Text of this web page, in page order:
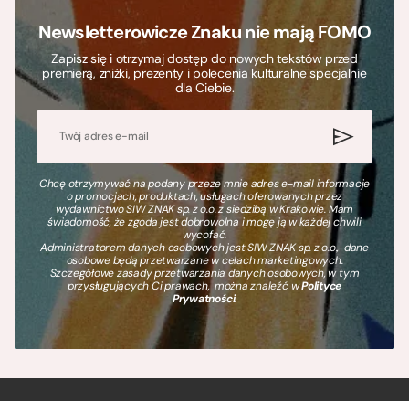
Newsletterowicze Znaku nie mają FOMO
Zapisz się i otrzymaj dostęp do nowych tekstów przed
premierą, zniżki, prezenty i polecenia kulturalne specjalnie
dla Ciebie.
Chcę otrzymywać na podany przeze mnie adres e-mail informacje
o promocjach, produktach, usługach oferowanych przez
wydawnictwo SIW ZNAK sp. z o.o. z siedzibą w Krakowie. Mam
świadomość, że zgoda jest dobrowolna i mogę ją w każdej chwili
wycofać.
Administratorem danych osobowych jest SIW ZNAK sp. z o.o., dane
osobowe będą przetwarzane w celach marketingowych.
Szczegółowe zasady przetwarzania danych osobowych, w tym
przysługujących Ci prawach, można znaleźć wPolityce
Prywatności.